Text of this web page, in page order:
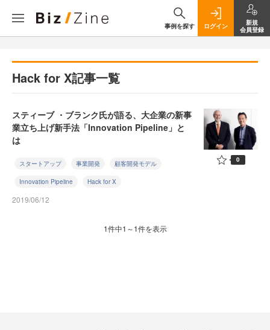
事例を探す ログイン
新規
会員登録
Hack for X記事一覧
スティーブ ・ブランク氏が語る、大企業の新事
業立ち上げ新手法「Innovation Pipeline」と
は
スタートアップ 事業開発 顧客開発モデル
Innovation Pipeline Hack for X
2019/06/12
0
1件中1～1件を表示